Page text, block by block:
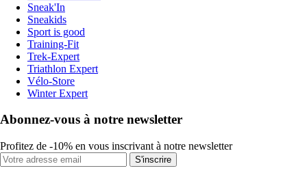
Sneak'In
Sneakids
Sport is good
Training-Fit
Trek-Expert
Triathlon Expert
Vélo-Store
Winter Expert
Abonnez-vous à notre newsletter
Profitez de -10% en vous inscrivant à notre newsletter
S'inscrire